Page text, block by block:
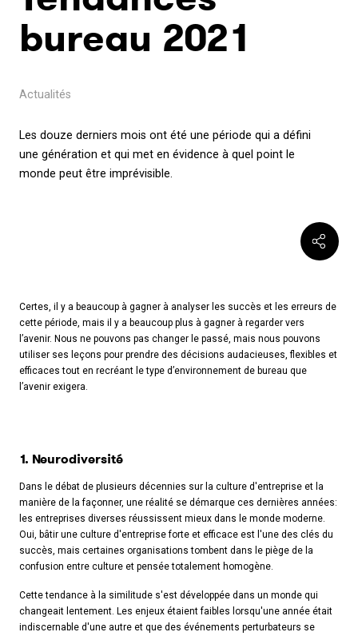
bureau 2021
Actualités
Les douze derniers mois ont été une période qui a défini
une génération et qui met en évidence à quel point le
monde peut être imprévisible.
Certes, il y a beaucoup à gagner à analyser les succès et les erreurs de
cette période, mais il y a beaucoup plus à gagner à regarder vers
l’avenir. Nous ne pouvons pas changer le passé, mais nous pouvons
utiliser ses leçons pour prendre des décisions audacieuses, flexibles et
efficaces tout en recréant le type d’environnement de bureau que
l’avenir exigera.
1. Neurodiversité
Dans le débat de plusieurs décennies sur la culture d'entreprise et la
manière de la façonner, une réalité se démarque ces dernières années:
les entreprises diverses réussissent mieux dans le monde moderne.
Oui, bâtir une culture d'entreprise forte et efficace est l'une des clés du
succès, mais certaines organisations tombent dans le piège de la
confusion entre culture et pensée totalement homogène.
Cette tendance à la similitude s'est développée dans un monde qui
changeait lentement. Les enjeux étaient faibles lorsqu'une année était
indiscernable d'une autre et que des événements perturbateurs se